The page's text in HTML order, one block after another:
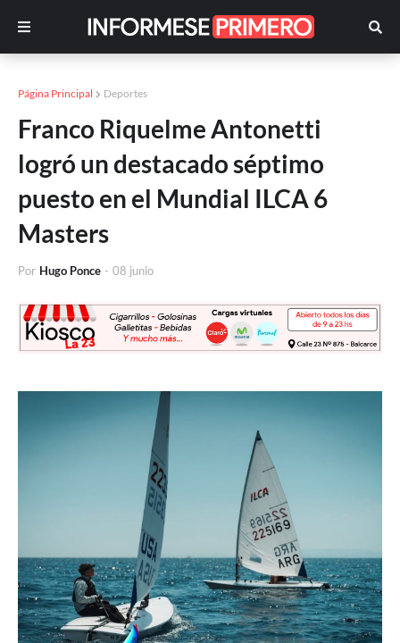
Página Principal Deportes
Franco Riquelme Antonetti
logró un destacado séptimo
puesto en el Mundial ILCA 6
Masters
Por Hugo Ponce - 08 junio